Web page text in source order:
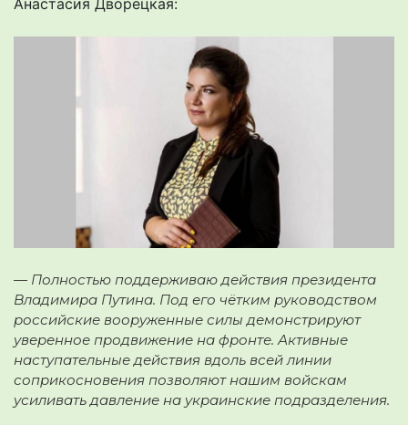
Анастасия Дворецкая:
— Полностью поддерживаю действия президента
Владимира Путина. Под его чётким руководством
российские вооруженные силы демонстрируют
уверенное продвижение на фронте. Активные
наступательные действия вдоль всей линии
соприкосновения позволяют нашим войскам
усиливать давление на украинские подразделения.